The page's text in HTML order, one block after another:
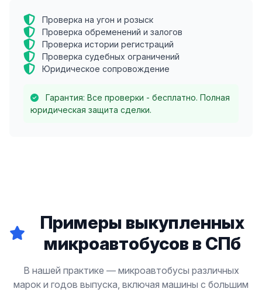
Проверка на угон и розыск
Проверка обременений и залогов
Проверка истории регистраций
Проверка судебных ограничений
Юридическое сопровождение
Гарантия: Все проверки - бесплатно. Полная
юридическая защита сделки.
Примеры выкупленных
микроавтобусов в СПб
В нашей практике — микроавтобусы различных
марок и годов выпуска, включая машины с большим